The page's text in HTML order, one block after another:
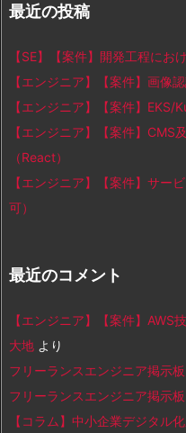
最近の投稿
【SE】【案件】開発工程にお
【エンジニア】【案件】画像
【エンジニア】【案件】EKS/
【エンジニア】【案件】CMS
（React）
【エンジニア】【案件】サー
可）
最近のコメント
【エンジニア】【案件】AWS
大地 より
フリーランスエンジニア掲示板
フリーランスエンジニア掲示板
【コラム】中小企業デジタル